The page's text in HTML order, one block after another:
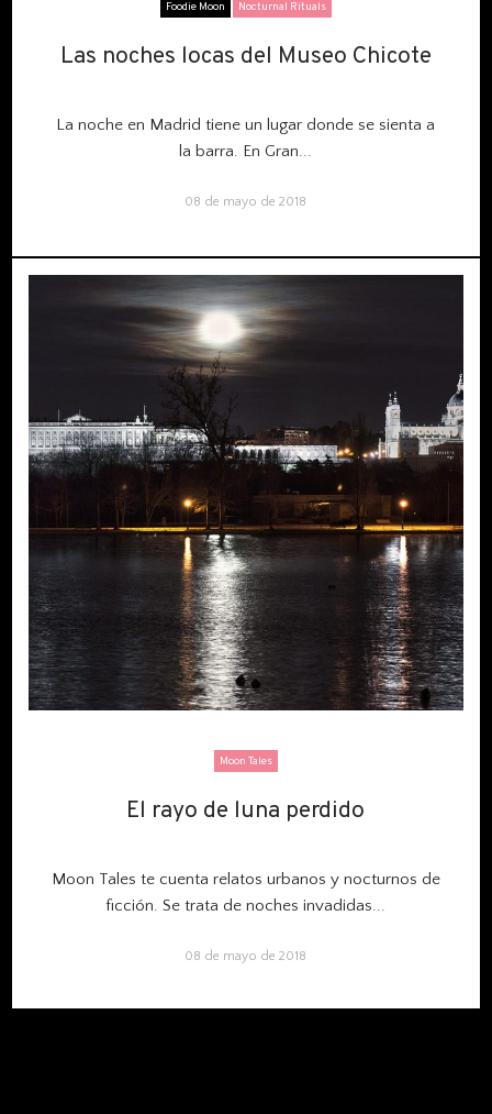
Foodie Moon Nocturnal Rituals
Las noches locas del Museo Chicote
Las noches locas del Museo Chicote
La noche en Madrid tiene un lugar donde se sienta a
la barra. En Gran...
08 de mayo de 2018
Moon Tales
El rayo de luna perdido
El rayo de luna perdido
Moon Tales te cuenta relatos urbanos y nocturnos de
ficción. Se trata de noches invadidas...
08 de mayo de 2018